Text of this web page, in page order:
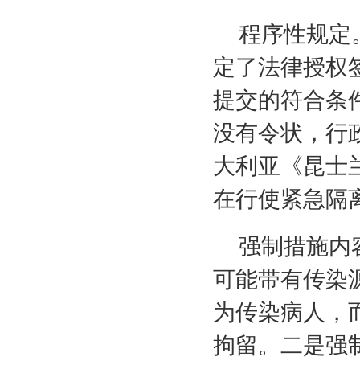
程序性规定
定了法律授权
提交的符合条
没有令状，行
大利亚《昆士
在行使紧急隔
强制措施内
可能带有传染
为传染病人，
拘留。二是强